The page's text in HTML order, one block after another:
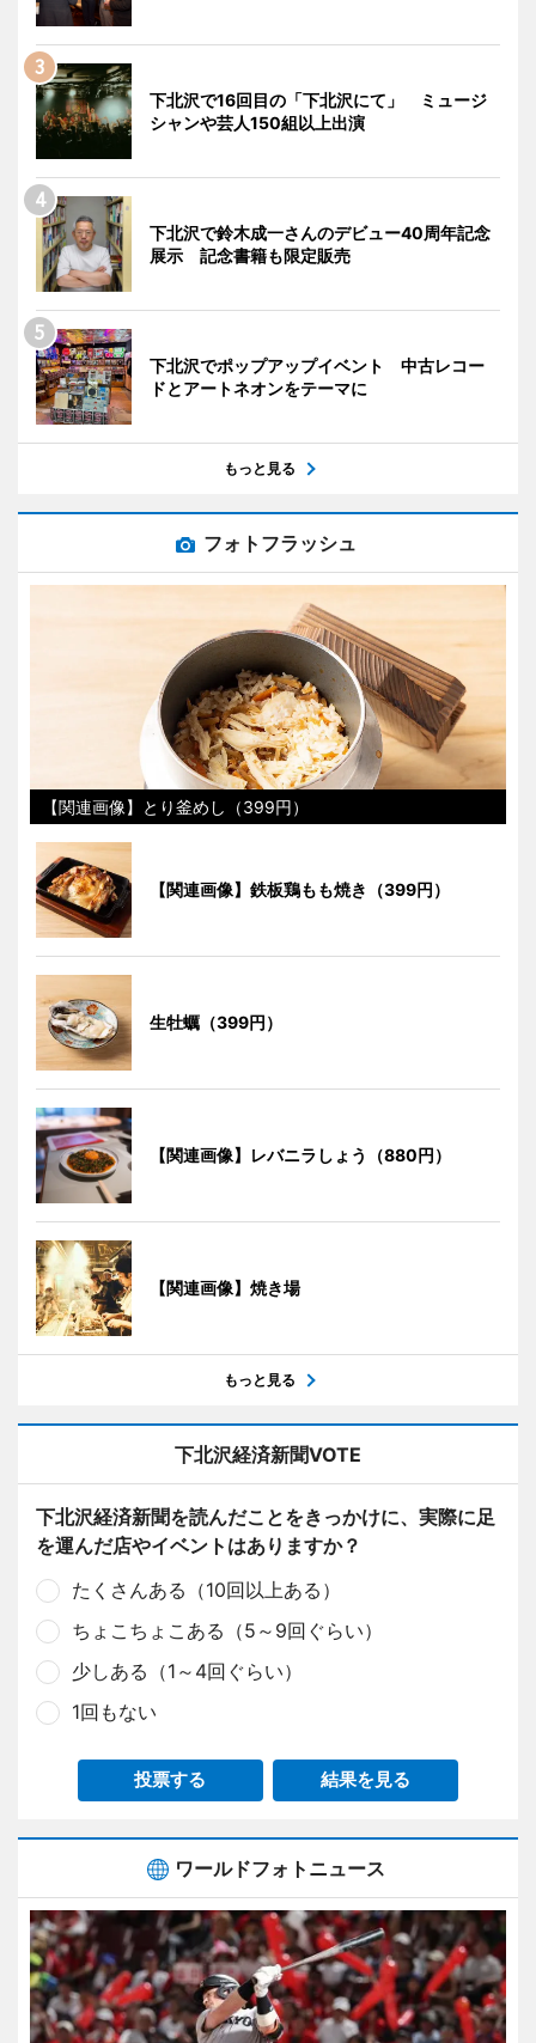
下北沢で16回目の「下北沢にて」 ミュージ
シャンや芸人150組以上出演
下北沢で鈴木成一さんのデビュー40周年記念
展示 記念書籍も限定販売
下北沢でポップアップイベント 中古レコー
ドとアートネオンをテーマに
もっと見る
フォトフラッシュ
【関連画像】とり釜めし（399円）
【関連画像】鉄板鶏もも焼き（399円）
生牡蠣（399円）
【関連画像】レバニラしょう（880円）
【関連画像】焼き場
もっと見る
下北沢経済新聞VOTE
下北沢経済新聞を読んだことをきっかけに、実際に足
を運んだ店やイベントはありますか？
たくさんある（10回以上ある）
ちょこちょこある（5～9回ぐらい）
少しある（1～4回ぐらい）
1回もない
投票する 結果を見る
ワールドフォトニュース